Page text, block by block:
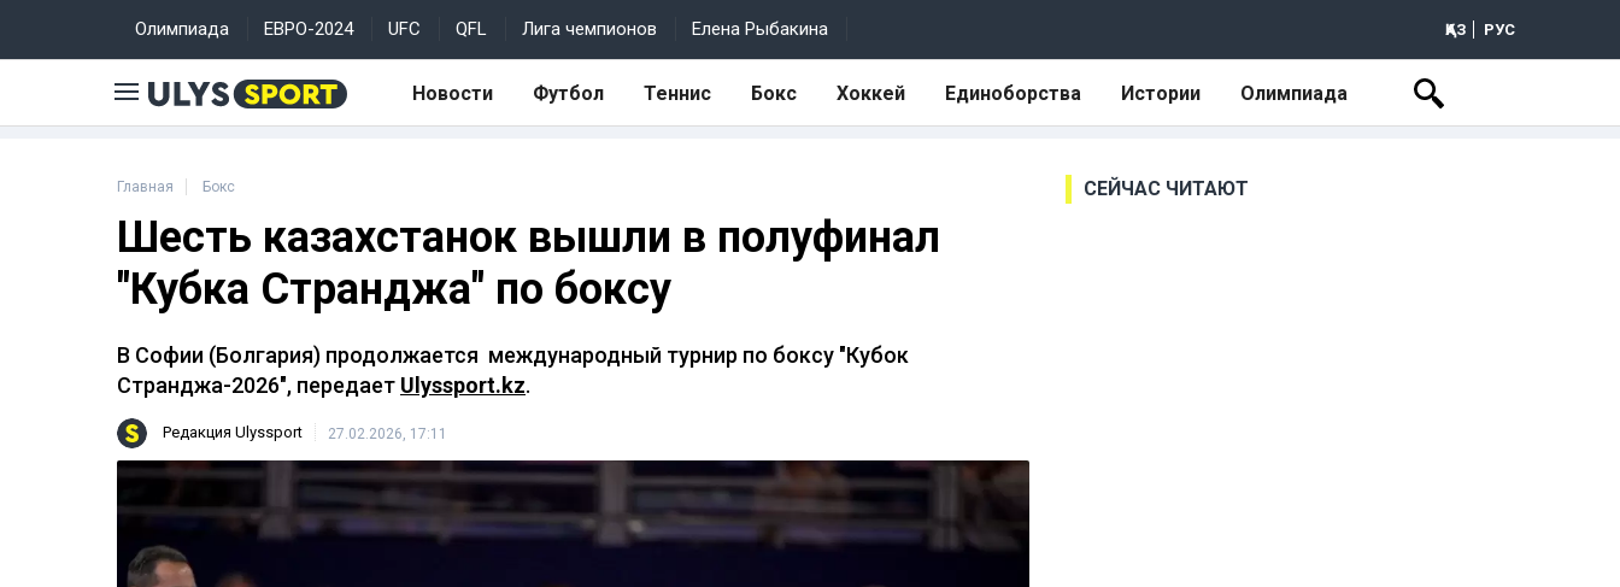
Олимпиада ЕВРО-2024 UFC QFL Лига чемпионов Елена Рыбакина ҚАЗ РУС
Новости Футбол Теннис Бокс Хоккей Единоборства Истории Олимпиада
Главная Бокс
Шесть казахстанок вышли в полуфинал
"Кубка Странджа" по боксу
В Софии (Болгария) продолжается международный турнир по боксу "Кубок
Странджа-2026", передает Ulyssport.kz.
Редакция Ulyssport 27.02.2026, 17:11
СЕЙЧАС ЧИТАЮТ